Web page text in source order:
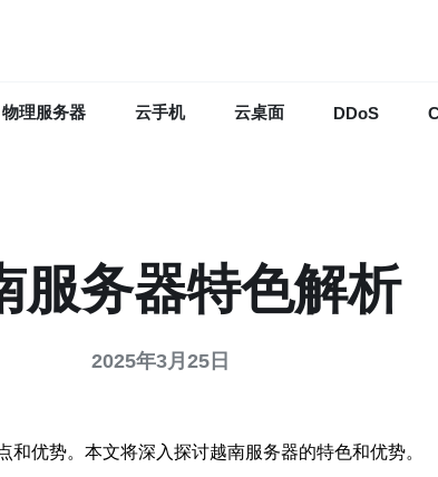
物理服务器 云手机 云桌面 DDoS
服务器特色解析
2025年3月25日
优势。本文将深入探讨越南服务器的特色和优势。